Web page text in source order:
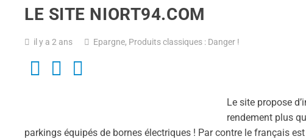
LE SITE NIORT94.COM
il y a 2 ans Epargne, Produits classiques : Danger !
Le site propose
rendement plus
parkings équipés de bornes électriques ! Par contre le français